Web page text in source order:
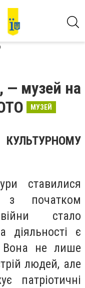
— музей на
МУЗЕЙ
ставилися
початком
війни стало
є
Вона не лише
людей, але
патріотичні